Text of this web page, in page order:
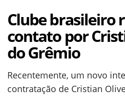
Clube brasileiro
contato por
do Grêmio
Recentemente, um novo
contratação de Cristian